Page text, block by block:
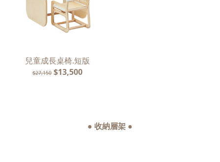
兒童成長桌椅.短版
$27,150 $13,500
● 收納層架 ●